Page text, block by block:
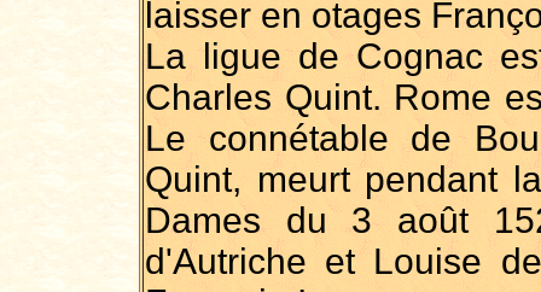
laisser en otages
La ligue de Cognac
Charles Quint. Rome
Le connétable de
Quint, meurt pendant
Dames du 3 août
d'Autriche et Louise